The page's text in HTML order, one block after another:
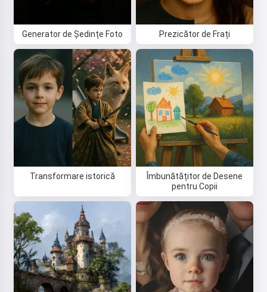
Generator de Ședințe Foto Prezicător de Frați
Transformare istorică
Îmbunătățitor de Desene
pentru Copii